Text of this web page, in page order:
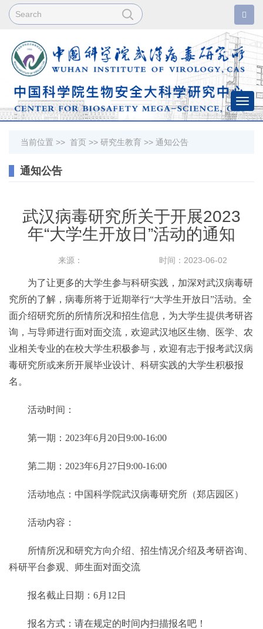
当前位置 >> 首页 >> 研究生教育 >> 通知公告
通知公告
武汉病毒研究所关于开展2023
年“大学生开放日”活动的通知
来源： 时间：2023-06-02
为了让更多的大学生参与科研实践，加深对武汉病毒研
究所的了解，病毒所将于近期举行“大学生开放日”活动。全
面介绍研究所的所情所况和招生信息，为大学生提供考研咨
询，与导师进行面对面交流，欢迎武汉地区生物、医学、农
业相关专业的在校大学生积极参与，欢迎有志于报考武汉病
毒研究所或来所开展毕业设计、科研实践的大学生积极报
名。
活动时间：
第一期：2023年6月20日9:00-16:00
第二期：2023年6月27日9:00-16:00
活动地点：中国科学院武汉病毒研究所（郑店园区）
活动内容：
所情所况和研究方向介绍、招生情况介绍及考研咨询、
科研平台参观、师生面对面交流
报名截止日期：6月12日
报名方式：请在规定的时间内扫描报名吧！